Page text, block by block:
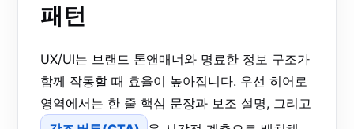
패턴
UX/UI는 브랜드 톤앤매너와 명료한 정보 구조가
함께 작동할 때 효율이 높아집니다. 우선 히어로
영역에서는 한 줄 핵심 문장과 보조 설명, 그리고